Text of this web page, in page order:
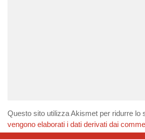
Questo sito utilizza Akismet per ridurre lo
vengono elaborati i dati derivati dai